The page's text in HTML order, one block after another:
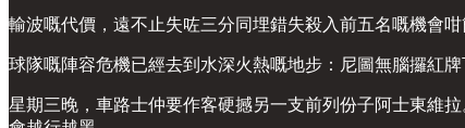
輸波嘅代價，遠不止失咗三分同埋錯失殺入前五名嘅機會咁
球隊嘅陣容危機已經去到水深火熱嘅地步：尼圖無腦攞紅
星期三晚，車路士仲要作客硬撼另一支前列份子阿士東維